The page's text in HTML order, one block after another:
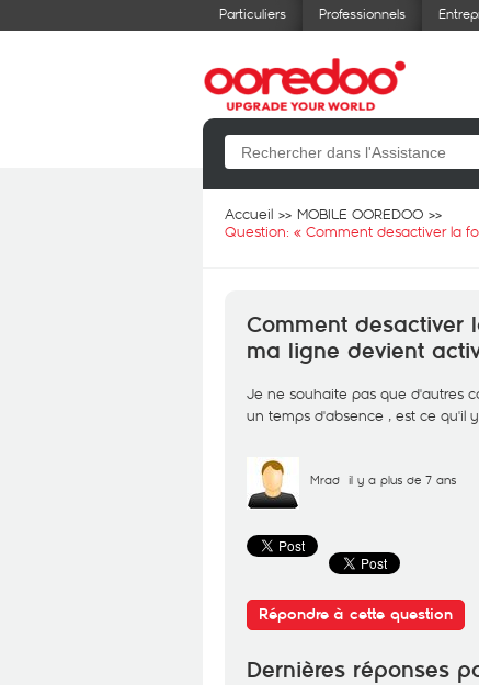
Particuliers Professionnels
Accueil
MOBILE OOREDOO
Question: « Comment desactiver la
Comment desactiver
ma ligne devient
Je ne souhaite pas que d'autres
un temps d'absence , est ce qu'il
Mrad il y a plus de 7 ans
Répondre à cette question
Dernières réponses